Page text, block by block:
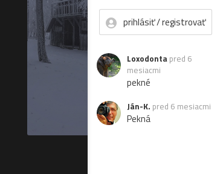
prihlásiť / registrovať
Loxodonta pred 6
mesiacmi
pekné
Ján-K. pred 6 mesiacmi
Pekná